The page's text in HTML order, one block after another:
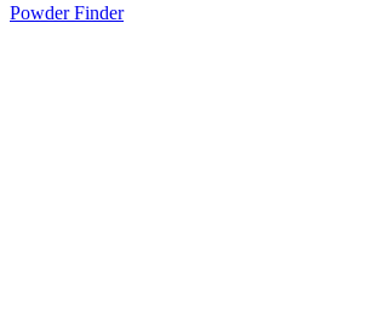
Powder Finder